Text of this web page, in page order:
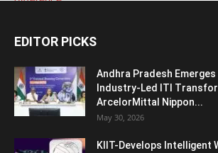
EDITOR PICKS
Andhra Pradesh
Industry-Led ITI
ArcelorMittal Nippon...
May 30, 2026
KIIT-Develops Intelligent